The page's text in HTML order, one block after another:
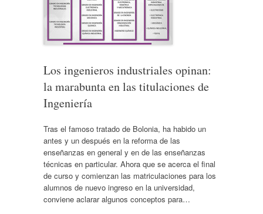
Los ingenieros industriales opinan:
la marabunta en las titulaciones de
Ingeniería
Tras el famoso tratado de Bolonia, ha habido un
antes y un después en la reforma de las
enseñanzas en general y en de las enseñanzas
técnicas en particular. Ahora que se acerca el final
de curso y comienzan las matriculaciones para los
alumnos de nuevo ingreso en la universidad,
conviene aclarar algunos conceptos para…